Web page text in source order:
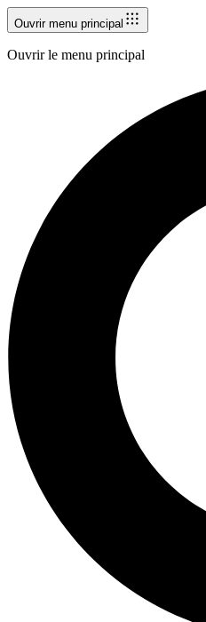
Ouvrir menu principal
Ouvrir le menu principal